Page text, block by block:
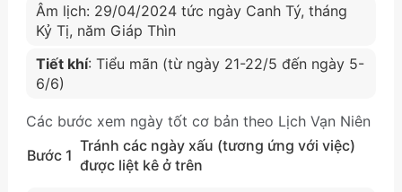
Âm lịch: 29/04/2024 tức ngày Canh Tý, tháng
Kỷ Tị, năm Giáp Thìn
Tiết khí: Tiểu mãn (từ ngày 21-22/5 đến ngày 5-
6/6)
Các bước xem ngày tốt cơ bản theo Lịch Vạn Niên
Bước 1
Tránh các ngày xấu (tương ứng với việc)
được liệt kê ở trên